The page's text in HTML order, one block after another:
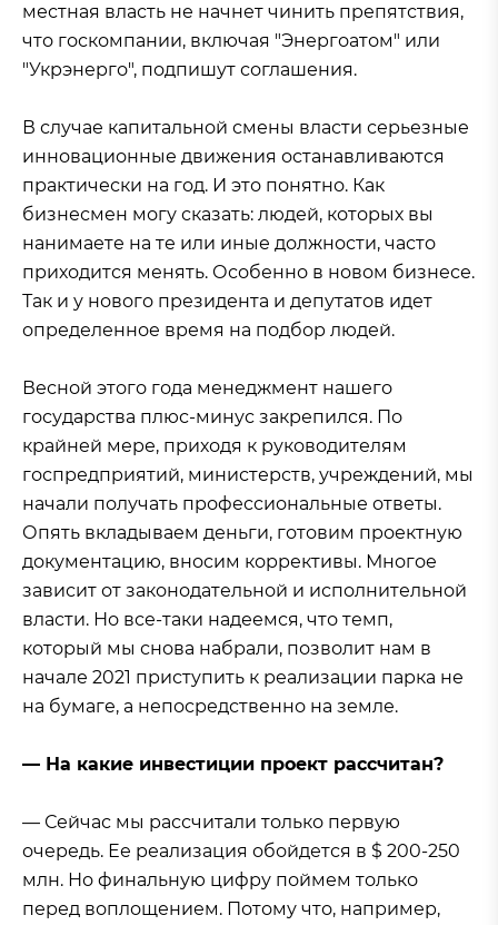
местная власть не начнет чинить препятствия,
что госкомпании, включая "Энергоатом" или
"Укрэнерго", подпишут соглашения.
В случае капитальной смены власти серьезные
инновационные движения останавливаются
практически на год. И это понятно. Как
бизнесмен могу сказать: людей, которых вы
нанимаете на те или иные должности, часто
приходится менять. Особенно в новом бизнесе.
Так и у нового президента и депутатов идет
определенное время на подбор людей.
Весной этого года менеджмент нашего
государства плюс-минус закрепился. По
крайней мере, приходя к руководителям
госпредприятий, министерств, учреждений, мы
начали получать профессиональные ответы.
Опять вкладываем деньги, готовим проектную
документацию, вносим коррективы. Многое
зависит от законодательной и исполнительной
власти. Но все-таки надеемся, что темп,
который мы снова набрали, позволит нам в
начале 2021 приступить к реализации парка не
на бумаге, а непосредственно на земле.
— На какие инвестиции проект рассчитан?
— Сейчас мы рассчитали только первую
очередь. Ее реализация обойдется в $ 200-250
млн. Но финальную цифру поймем только
перед воплощением. Потому что, например,